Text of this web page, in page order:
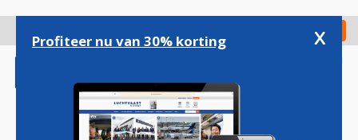
gaan
Check in
Profiteer nu van 30% korting x